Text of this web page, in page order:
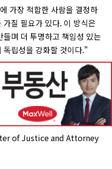
가장 적합한 사람을 결정하
질 필요가 있다. 이 방식은
며 더 투명하고 책임성 있는
독립성을 강화할 것이다."
of Justice and Attorney